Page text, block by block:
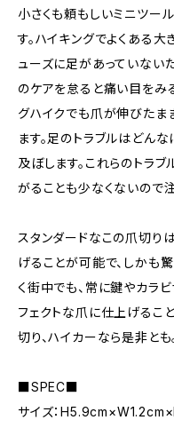
小さくも頼もしいミニツ
す。ハイキングでよくある
ューズに足があっていない
のケアを怠ると痛い目をみ
グハイクでも爪が伸びたま
ます。足のトラブルはどん
及ぼします。これらのトラ
がることも少なくないので
スタンダードなこの爪切り
げることが可能で、しかも
く街中でも、常に鍵やカラ
フェクトな爪に仕上げるこ
切り、ハイカーなら是非とも
■SPEC■
サイズ：